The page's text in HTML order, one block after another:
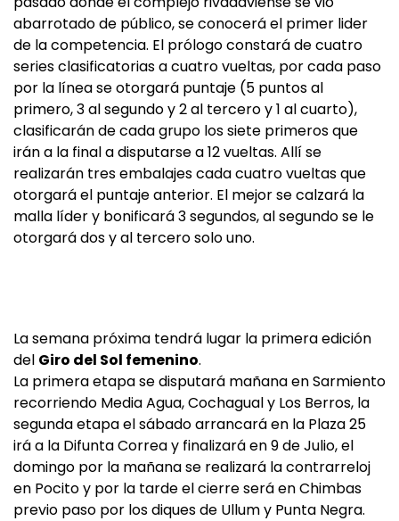
abarrotado de público, se conocerá el primer lider
de la competencia. El prólogo constará de cuatro
series clasificatorias a cuatro vueltas, por cada paso
por la línea se otorgará puntaje (5 puntos al
primero, 3 al segundo y 2 al tercero y 1 al cuarto),
clasificarán de cada grupo los siete primeros que
irán a la final a disputarse a 12 vueltas. Allí se
realizarán tres embalajes cada cuatro vueltas que
otorgará el puntaje anterior. El mejor se calzará la
malla líder y bonificará 3 segundos, al segundo se le
otorgará dos y al tercero solo uno.
La semana próxima tendrá lugar la primera edición
del Giro del Sol femenino.
La primera etapa se disputará mañana en Sarmiento
recorriendo Media Agua, Cochagual y Los Berros, la
segunda etapa el sábado arrancará en la Plaza 25
irá a la Difunta Correa y finalizará en 9 de Julio, el
domingo por la mañana se realizará la contrarreloj
en Pocito y por la tarde el cierre será en Chimbas
previo paso por los diques de Ullum y Punta Negra.